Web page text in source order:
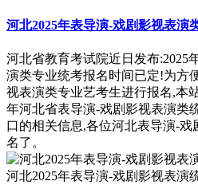
河北2025年表导演-戏剧影视表演
河北省教育考试院近日发布:2025
演类专业统考报名时间已定!为方
视表演类专业艺考生进行报名,本
年河北省表导演-戏剧影视表演类
口的相关信息,各位河北表导演-
名了。